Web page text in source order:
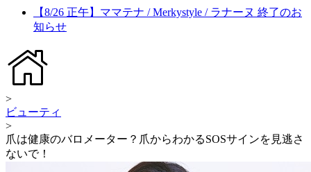
【8/26 正午】ママテナ / Merkystyle / ラナーヌ 終了のお
知らせ
>
ビューティ
>
爪は健康のバロメーター？爪からわかるSOSサインを見逃さ
ないで！